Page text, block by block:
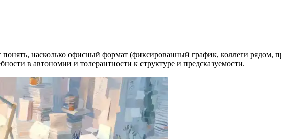
насколько офисный формат (фиксированный график, коллеги рядом,
в автономии и толерантности к структуре и предсказуемости.